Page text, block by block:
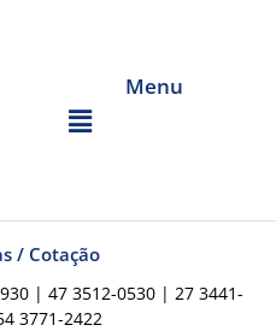
Menu
/ Cotação
| 47 3512-0530 | 27 3441-
3771-2422